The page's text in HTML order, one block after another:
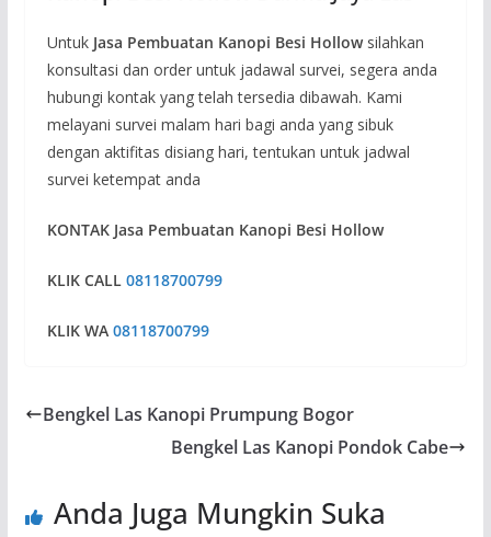
Untuk Jasa Pembuatan Kanopi Besi Hollowsilahkan
konsultasi dan order untuk jadawal survei, segera anda
hubungi kontak yang telah tersedia dibawah. Kami
melayani survei malam hari bagi anda yang sibuk
dengan aktifitas disiang hari, tentukan untuk jadwal
survei ketempat anda
KONTAK Jasa Pembuatan Kanopi Besi Hollow
KLIK CALL 08118700799
KLIK WA 08118700799
Bengkel Las Kanopi Prumpung Bogor
Bengkel Las Kanopi Pondok Cabe
Anda Juga Mungkin Suka